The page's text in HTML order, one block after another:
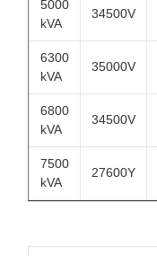
5000
kVA
34500V
6300
kVA
35000V
6800
kVA
34500V
7500
kVA
27600Y